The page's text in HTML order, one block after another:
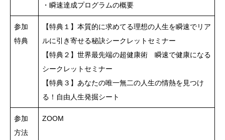
・瞬速達成プログラムの概要
参加
特典
【特典１】本質的に求めてる理想の人生を瞬速でリア
ルに引き寄せる秘訣シークレットセミナー
【特典２】世界最先端の超健康術 瞬速で健康になる
シークレットセミナー
【特典３】あなたの唯一無二の人生の情熱を見つけ
る！自由人生発掘シート
参加
方法
ZOOM